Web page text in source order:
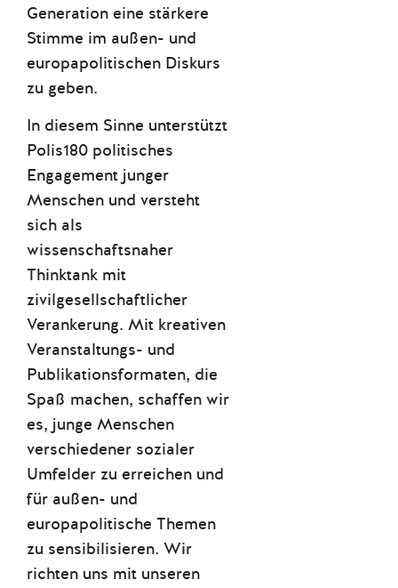
Generation eine stärkere
Stimme im außen- und
europapolitischen Diskurs
zu geben.
In diesem Sinne unterstützt
Polis180 politisches
Engagement junger
Menschen und versteht
sich als
wissenschaftsnaher
Thinktank mit
zivilgesellschaftlicher
Verankerung. Mit kreativen
Veranstaltungs- und
Publikationsformaten, die
Spaß machen, schaffen wir
es, junge Menschen
verschiedener sozialer
Umfelder zu erreichen und
für außen- und
europapolitische Themen
zu sensibilisieren. Wir
richten uns mit unseren